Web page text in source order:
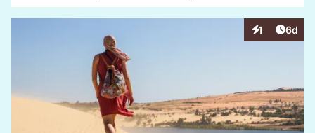
1
Interaktionen
6d